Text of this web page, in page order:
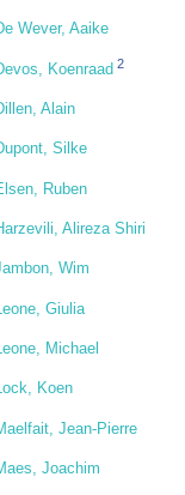
Wever, Aaike
Koenraad 2
Alain
Silke
Ruben
Alireza Shiri
Wim
Giulia
Michael
Koen
Jean-Pierre
Joachim